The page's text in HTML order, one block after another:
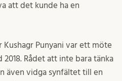
att det kunde ha en
Kushagr Punyani var ett möte
Rådet att inte bara tänka
även vidga synfältet till en